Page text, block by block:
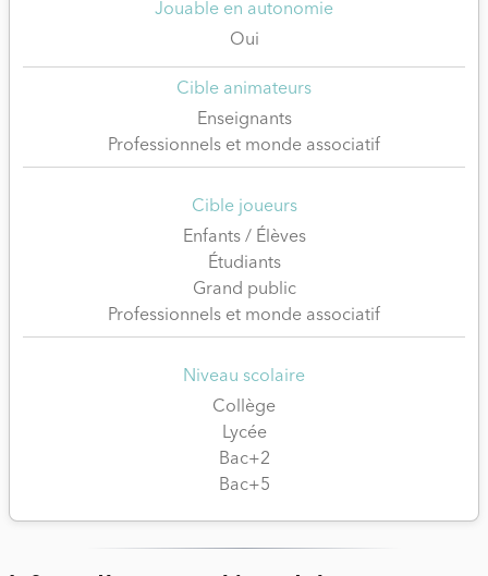
Jouable en autonomie
Oui
Cible animateurs
Enseignants
Professionnels et monde associatif
Cible joueurs
Enfants / Élèves
Étudiants
Grand public
Professionnels et monde associatif
Niveau scolaire
Collège
Lycée
Bac+2
Bac+5